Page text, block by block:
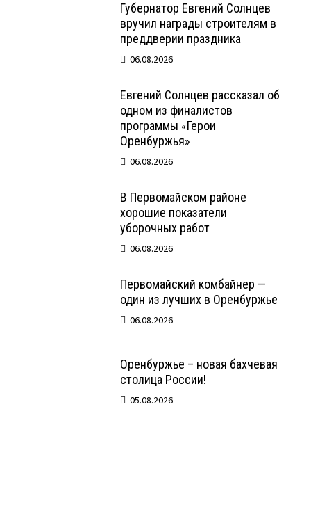
Губернатор Евгений Солнцев
вручил награды строителям в
преддверии праздника
06.08.2026
Евгений Солнцев рассказал об
одном из финалистов
программы «Герои
Оренбуржья»
06.08.2026
В Первомайском районе
хорошие показатели
уборочных работ
06.08.2026
Первомайский комбайнер —
один из лучших в Оренбуржье
06.08.2026
Оренбуржье – новая бахчевая
столица России!
05.08.2026